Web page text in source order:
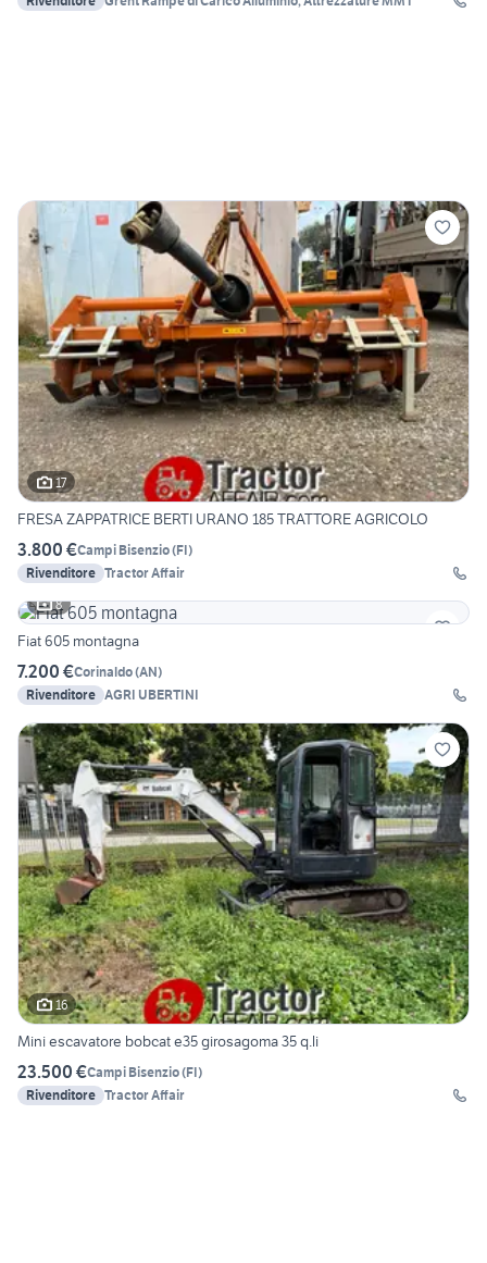
17
FRESA ZAPPATRICE BERTI URANO 185 TRATTORE AGRICOLO
3.800 €Campi Bisenzio(FI)
Rivenditore Tractor Affair
8
Fiat 605 montagna
7.200 €Corinaldo(AN)
Rivenditore AGRI UBERTINI
16
Mini escavatore bobcat e35 girosagoma 35 q.li
23.500 €Campi Bisenzio(FI)
Rivenditore Tractor Affair